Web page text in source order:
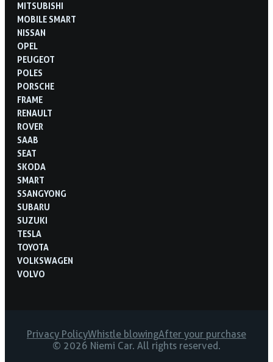
MITSUBISHI
MOBILE SMART
NISSAN
OPEL
PEUGEOT
POLES
PORSCHE
FRAME
RENAULT
ROVER
SAAB
SEAT
SKODA
SMART
SSANGYONG
SUBARU
SUZUKI
TESLA
TOYOTA
VOLKSWAGEN
VOLVO
Privacy PolicyWhistle blowingAfter your purchase
© 2026 Niemi Car. All rights reserved.